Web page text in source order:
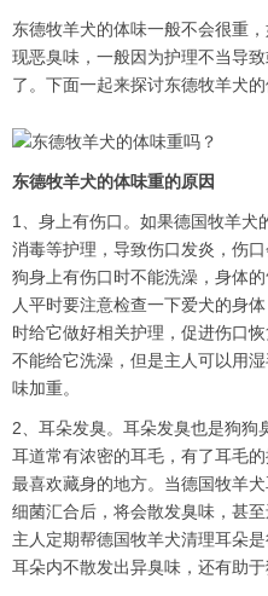
东德牧羊犬的体味一般不会很重
现恶臭味，一般因为护理不当导
了。下面一起来探讨东德牧羊犬的
东德牧羊犬的体味重的原因
1、身上有伤口。如果德国牧羊犬
消毒等护理，导致伤口发炎，伤
狗身上有伤口时不能洗澡，身体
人平时要注意检查一下爱犬的身
时给它做好相关护理，促进伤口
不能给它洗澡，但是主人可以用
味加重。
2、耳朵发臭。耳朵发臭也是狗狗
耳道常有浓密的耳毛，有了耳毛
最喜欢藏身的地方。当德国牧羊
细菌汇合后，将会散发臭味，甚
主人定期帮德国牧羊犬清理耳朵
耳朵内不散发出异臭味，还有助于